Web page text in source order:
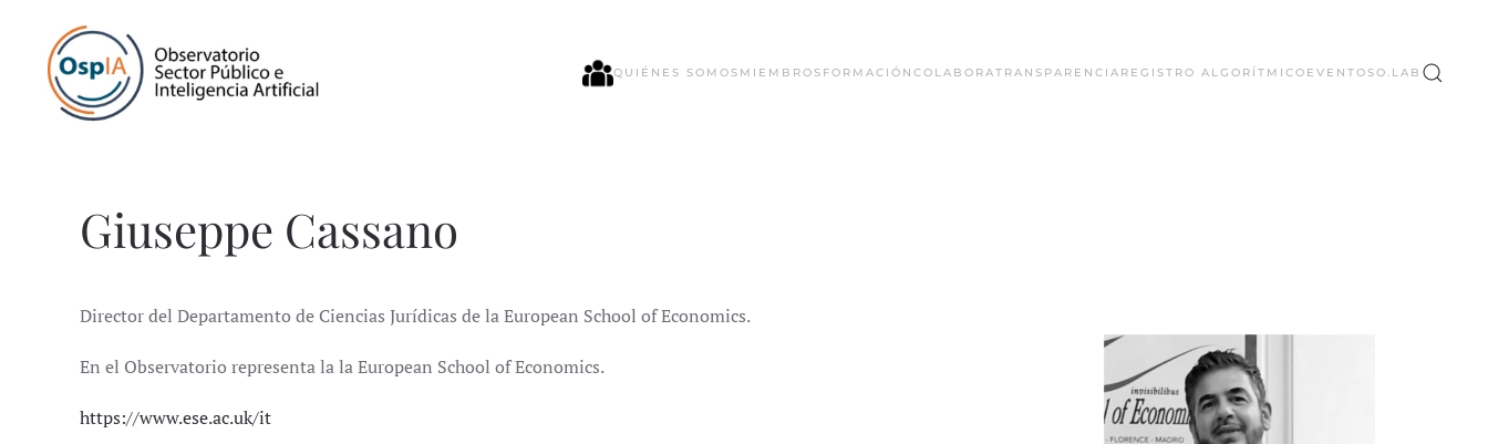
QUIÉNES SOMOS MIEMBROS FORMACIÓN COLABORATRANSPARENCIA REGISTRO ALGORÍTMICO EVENTOSO.LAB
Giuseppe Cassano
Director del Departamento de Ciencias Jurídicas de la European School of Economics.
En el Observatorio representa la la European School of Economics.
https://www.ese.ac.uk/it